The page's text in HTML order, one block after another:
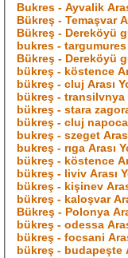
Bukres - Ayvalik
Bükreş - Temaşvar
Bükreş - Dereköyü
bukres - targumures
Bükreş - Dereköyü
bükreş - köstence
bükreş - cluj Arası
bükreş - transilvnya
bükreş - stara
bükreş - cluj napoca
bukreş - szeget
bukreş - rıga Arası
bükreş - köstence
bükreş - liviv Arası
bükreş - kişinev
bükreş - kaloşvar
Bükreş - Polonya
bükreş - odessa
bükreş - focsani
bükreş - budapeşte